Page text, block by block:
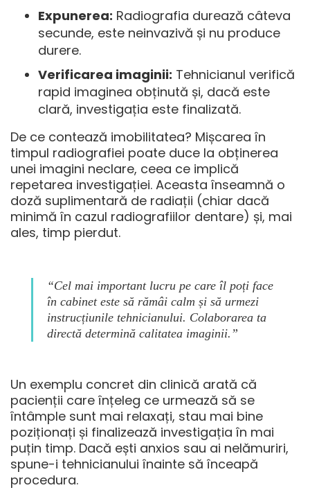
Expunerea: Radiografia durează câteva
secunde, este neinvazivă și nu produce
durere.
Verificarea imaginii: Tehnicianul verifică
rapid imaginea obținută și, dacă este
clară, investigația este finalizată.
De ce contează imobilitatea? Mișcarea în
timpul radiografiei poate duce la obținerea
unei imagini neclare, ceea ce implică
repetarea investigației. Aceasta înseamnă o
doză suplimentară de radiații (chiar dacă
minimă în cazul radiografiilor dentare) și, mai
ales, timp pierdut.
“Cel mai important lucru pe care îl poți face
în cabinet este să rămâi calm și să urmezi
instrucțiunile tehnicianului. Colaborarea ta
directă determină calitatea imaginii.”
Un exemplu concret din clinică arată că
pacienții care înțeleg ce urmează să se
întâmple sunt mai relaxați, stau mai bine
poziționați și finalizează investigația în mai
puțin timp. Dacă ești anxios sau ai nelămuriri,
spune-i tehnicianului înainte să înceapă
procedura.